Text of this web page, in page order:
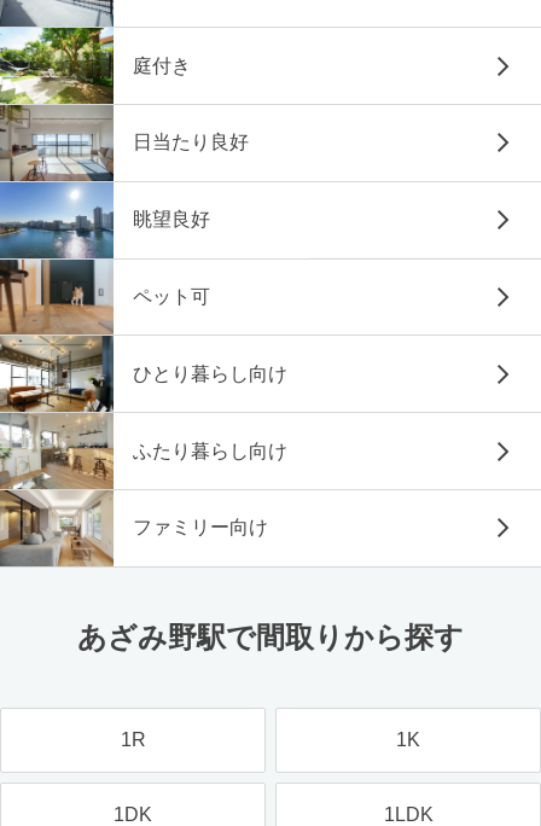
庭付き
日当たり良好
眺望良好
ペット可
ひとり暮らし向け
ふたり暮らし向け
ファミリー向け
あざみ野駅で間取りから探す
1R 1K
1DK 1LDK